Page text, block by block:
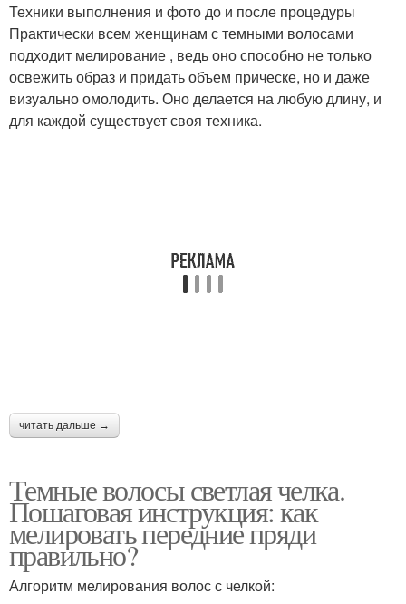
Техники выполнения и фото до и после процедуры
Практически всем женщинам с темными волосами
подходит мелирование , ведь оно способно не только
освежить образ и придать объем прическе, но и даже
визуально омолодить. Оно делается на любую длину, и
для каждой существует своя техника.
читать дальше →
Темные волосы светлая челка.
Пошаговая инструкция: как
мелировать передние пряди
правильно?
Алгоритм мелирования волос с челкой: